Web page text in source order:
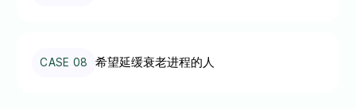
CASE 08 希望延缓衰老进程的人